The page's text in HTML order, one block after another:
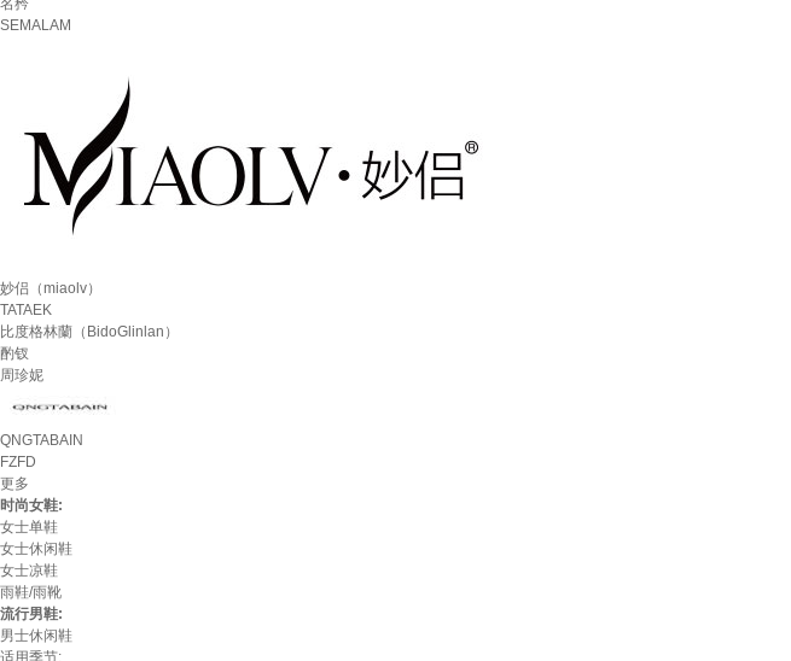
名矜
SEMALAM
妙侣（miaolv）
TATAEK
比度格林蘭（BidoGlinlan）
酌钗
周珍妮
QNGTABAIN
FZFD
更多
时尚女鞋:
女士单鞋
女士休闲鞋
女士凉鞋
雨鞋/雨靴
流行男鞋:
男士休闲鞋
适用季节: